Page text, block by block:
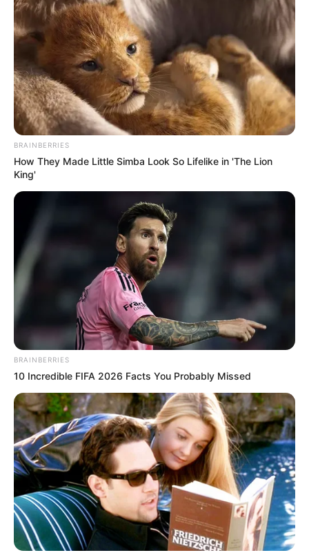
BRAINBERRIES
How They Made Little Simba Look So Lifelike in 'The Lion
King'
BRAINBERRIES
10 Incredible FIFA 2026 Facts You Probably Missed